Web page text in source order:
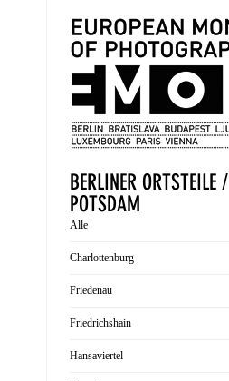
BERLINER ORTSTEILE /
POTSDAM
Alle
Charlottenburg
Friedenau
Friedrichshain
Hansaviertel